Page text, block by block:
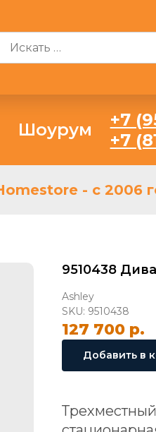
Шоурум
+7
+7
- с 2006
9510438
Ashley
SKU: 9510438
127 700 р.
Добавить в